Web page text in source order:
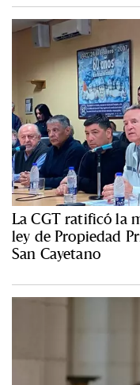
La CGT ratificó la
ley de Propiedad
San Cayetano